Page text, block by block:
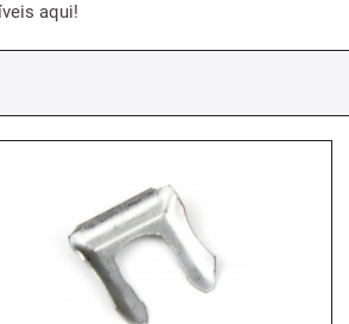
aqui!